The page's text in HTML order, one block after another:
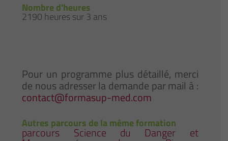
Nombre d'heures
2190 heures sur 3 ans
Pour un programme plus détaillé, merci
de nous adresser la demande par mail à :
contact@formasup-med.com
Autres parcours de la même formation
parcours Science du Danger et